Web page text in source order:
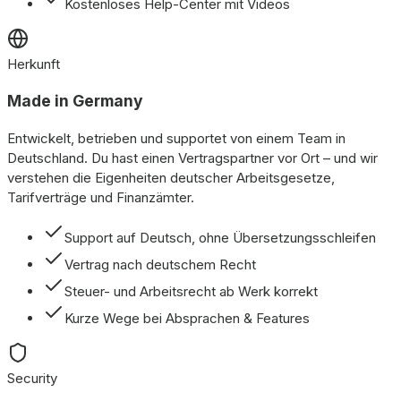
Kostenloses Help-Center mit Videos
Herkunft
Made in Germany
Entwickelt, betrieben und supportet von einem Team in
Deutschland. Du hast einen Vertragspartner vor Ort – und wir
verstehen die Eigenheiten deutscher Arbeitsgesetze,
Tarifverträge und Finanzämter.
Support auf Deutsch, ohne Übersetzungsschleifen
Vertrag nach deutschem Recht
Steuer- und Arbeitsrecht ab Werk korrekt
Kurze Wege bei Absprachen & Features
Security